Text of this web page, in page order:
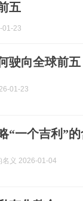
五
01-23
驶向全球前五
01-23
“一个吉利”
名义 2026-01-04